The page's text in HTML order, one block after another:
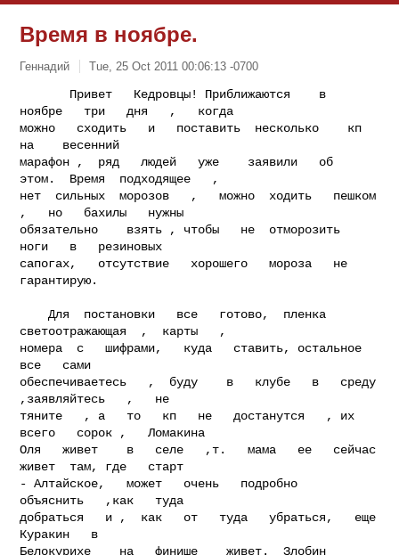
Время в ноябре.
Геннадий Tue, 25 Oct 2011 00:06:13 -0700
ноябре   три   дня   ,   когда
можно   сходить   и   поставить  несколько    кп
на    весенний
марафон ,  ряд   людей   уже    заявили   об
этом.  Время  подходящее   ,
нет  сильных  морозов   ,   можно  ходить   пешком
,   но   бахилы   нужны
обязательно    взять , чтобы   не  отморозить
ноги   в   резиновых
сапогах,   отсутствие   хорошего   мороза   не
гарантирую.
    Для  постановки   все   готово,  пленка
светоотражающая  ,  карты   ,
номера  с   шифрами,   куда   ставить, остальное
все   сами
обеспечиваетесь   ,  буду    в   клубе   в   среду
,заявляйтесь   ,   не
тяните   , а   то   кп   не   достанутся   , их
всего   сорок ,   Ломакина
Оля   живет    в   селе   ,т.   мама   ее   сейчас
живет  там, где   старт
- Алтайское,   может   очень   подробно
объяснить   ,как   туда
добраться   и ,  как   от   туда   убраться,   еще
Куракин   в
Белокурихе    на   финише    живет.  Злобин